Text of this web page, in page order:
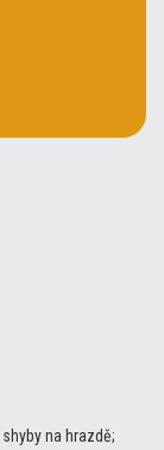
na hrazdě;